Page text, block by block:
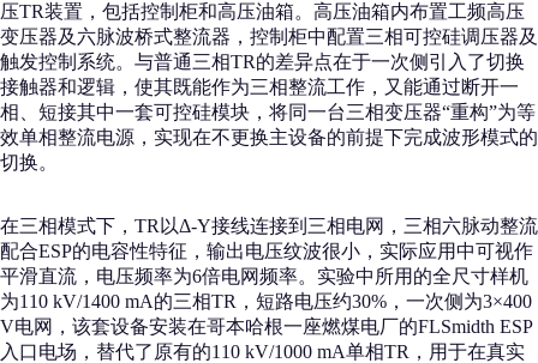
压TR装置，包括控制柜和高压油箱。高压油箱内布置工频高压
变压器及六脉波桥式整流器，控制柜中配置三相可控硅调压器及
触发控制系统。与普通三相TR的差异点在于一次侧引入了切换
接触器和逻辑，使其既能作为三相整流工作，又能通过断开一
相、短接其中一套可控硅模块，将同一台三相变压器“重构”为等
效单相整流电源，实现在不更换主设备的前提下完成波形模式的
切换。
在三相模式下，TR以Δ-Y接线连接到三相电网，三相六脉动整流
配合ESP的电容性特征，输出电压纹波很小，实际应用中可视作
平滑直流，电压频率为6倍电网频率。实验中所用的全尺寸样机
为110 kV/1400 mA的三相TR，短路电压约30%，一次侧为3×400
V电网，该套设备安装在哥本哈根一座燃煤电厂的FLSmidth ESP
入口电场，替代了原有的110 kV/1000 mA单相TR，用于在真实